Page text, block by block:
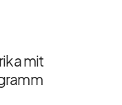
mit